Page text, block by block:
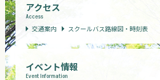
アクセス
Access
交通案内
スクールバス路線図・時刻表
イベント情報
Event Information